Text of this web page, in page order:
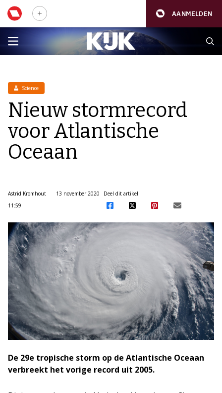
AANMELDEN
Science
Nieuw stormrecord
voor Atlantische
Oceaan
Astrid Kromhout
13 november 2020
11:59
Deel dit artikel:
De 29e tropische storm op de Atlantische Oceaan
verbreekt het vorige record uit 2005.